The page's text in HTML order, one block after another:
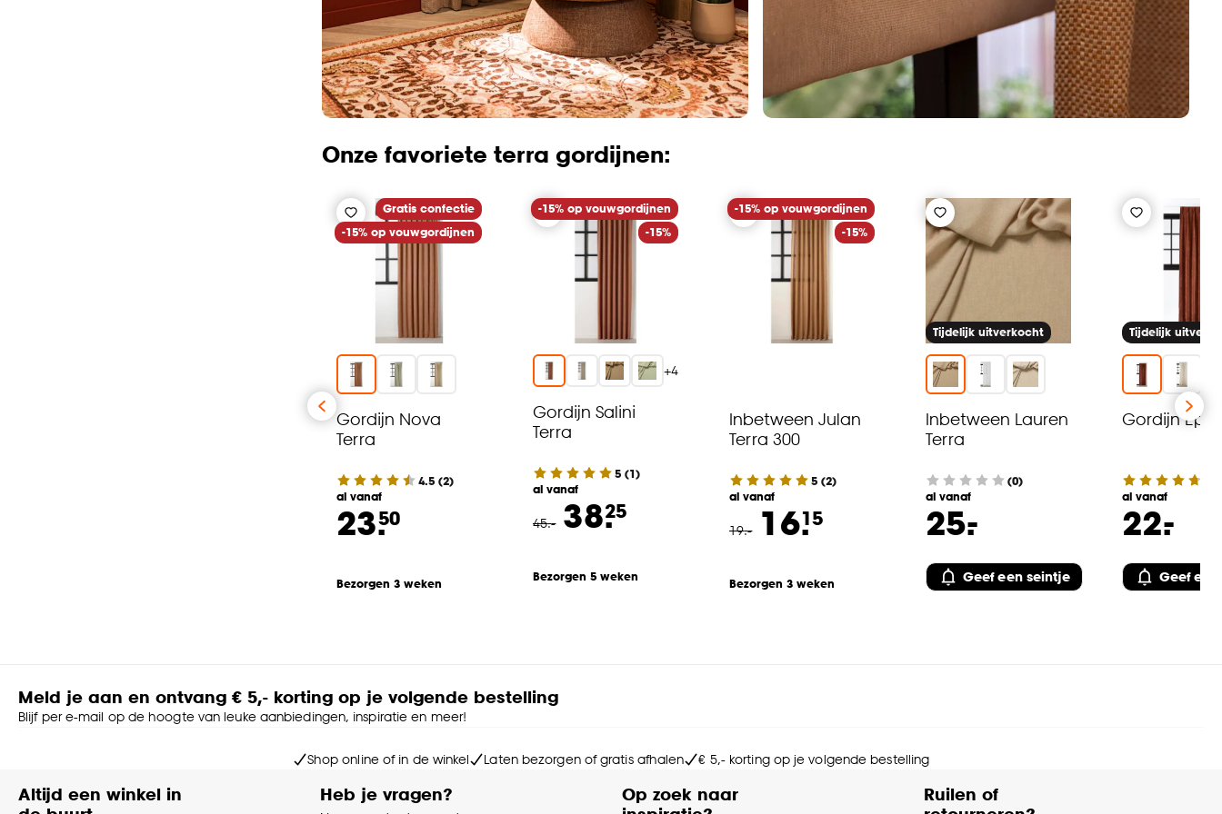
Onze favoriete terra gordijnen:
Gratis confectie
-15% op vouwgordijnen
Gordijn Nova
Terra
4.5 (2)
al vanaf
23.50
Bezorgen 3 weken
-15% op vouwgordijnen
-15%
+4
Gordijn Salini
Terra
5 (1)
al vanaf
45.- 38.25
Bezorgen 5 weken
-15% op vouwgordijnen
-15%
Inbetween Julan
Terra 300
5 (2)
al vanaf
19.- 16.15
Bezorgen 3 weken
Tijdelijk uitverkocht
Inbetween Lauren
Terra
(0)
al vanaf
25.
-
Geef een seintje
Tijdelijk
Gordijn
al vanaf
22.
-
Geef
Meld je aan en ontvang € 5,- korting op je volgende bestelling
Blijf per e-mail op de hoogte van leuke aanbiedingen, inspiratie en meer!
Shop online of in de winkel Laten bezorgen of gratis afhalen € 5,- korting op je volgende bestelling
Altijd een winkel in
Heb je vragen?
Op zoek naar
Ruilen of